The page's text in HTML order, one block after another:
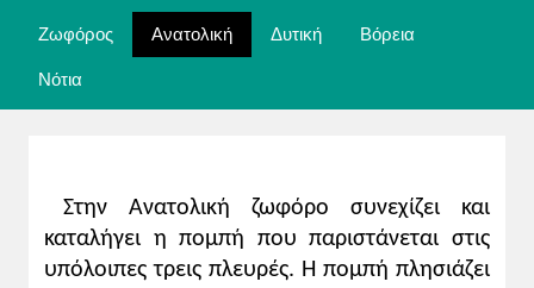
Ζωφόρος Ανατολική Δυτική Βόρεια
Νότια
Στην Ανατολική ζωφόρο συνεχίζει και
καταλήγει η πομπή που παριστάνεται στις
υπόλοιπες τρεις πλευρές. Η πομπή πλησιάζει